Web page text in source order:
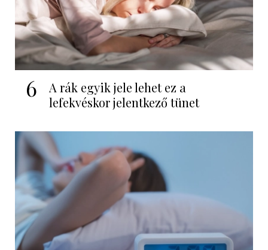
6
A rák egyik jele lehet ez a
lefekvéskor jelentkező tünet